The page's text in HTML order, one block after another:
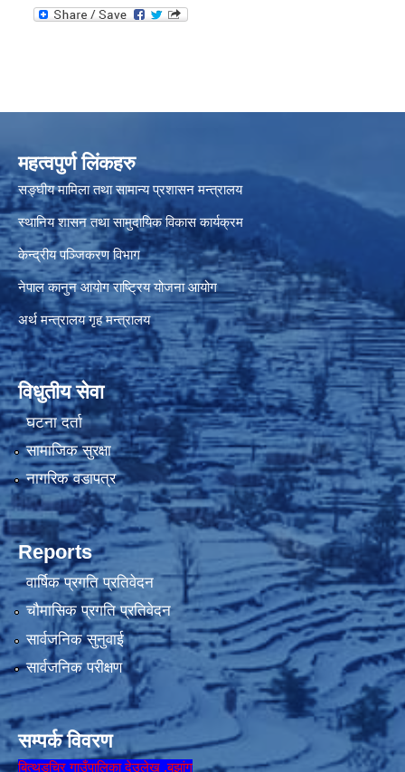
महत्वपुर्ण लिंकहरु
सङ्घीय मामिला तथा सामान्य प्रशासन मन्त्रालय
स्थानिय शासन तथा सामुदायिक विकास कार्यक्रम
केन्द्रीय पञ्जिकरण विभाग
नेपाल कानुन आयोग राष्ट्रिय योजना आयोग
अर्थ मन्त्रालय गृह मन्त्रालय
विधुतीय सेवा
घटना दर्ता
सामाजिक सुरक्षा
नागरिक वडापत्र
Reports
वार्षिक प्रगति प्रतिवेदन
चौमासिक प्रगति प्रतिवेदन
सार्वजनिक सुनुवाई
सार्वजनिक परीक्षण
सम्पर्क विवरण
बित्थडचिर गाउँपालिका देउलेख ,बझांग